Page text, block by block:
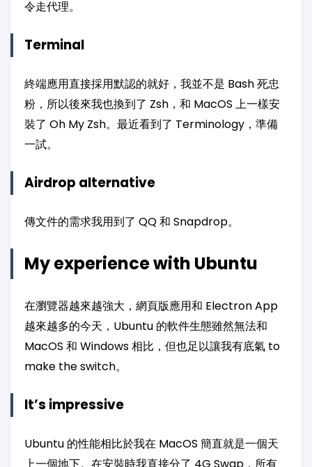
令走代理。
Terminal
終端應用直接採用默認的就好，我並不是 Bash 死忠
粉，所以後來我也換到了 Zsh，和 MacOS 上一樣安
裝了 Oh My Zsh。最近看到了 Terminology，準備
一試。
Airdrop alternative
傳文件的需求我用到了 QQ 和 Snapdrop。
My experience with Ubuntu
在瀏覽器越來越強大，網頁版應用和 Electron App
越來越多的今天，Ubuntu 的軟件生態雖然無法和
MacOS 和 Windows 相比，但也足以讓我有底氣 to
make the switch。
It’s impressive
Ubuntu 的性能相比於我在 MacOS 簡直就是一個天